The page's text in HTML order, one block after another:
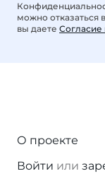
можно
вы даете Согласие
О проекте
Войти или